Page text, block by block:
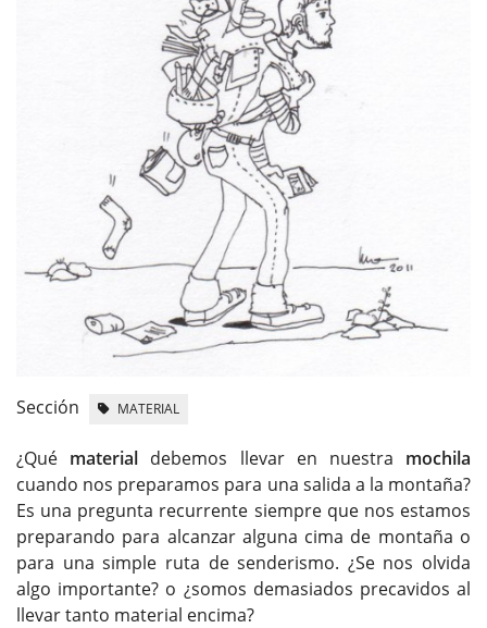
Sección MATERIAL
¿Qué material debemos llevar en nuestra mochila
cuando nos preparamos para una salida a la montaña?
Es una pregunta recurrente siempre que nos estamos
preparando para alcanzar alguna cima de montaña o
para una simple ruta de senderismo. ¿Se nos olvida
algo importante? o ¿somos demasiados precavidos al
llevar tanto material encima?